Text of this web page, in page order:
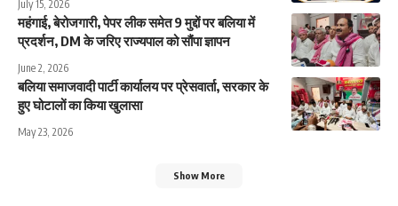
July 15, 2026
महंगाई, बेरोजगारी, पेपर लीक समेत 9 मुद्दों पर बलिया में
प्रदर्शन, DM के जरिए राज्यपाल को सौंपा ज्ञापन
June 2, 2026
बलिया समाजवादी पार्टी कार्यालय पर प्रेसवार्ता, सरकार के
हुए घोटालों का किया खुलासा
May 23, 2026
Show More